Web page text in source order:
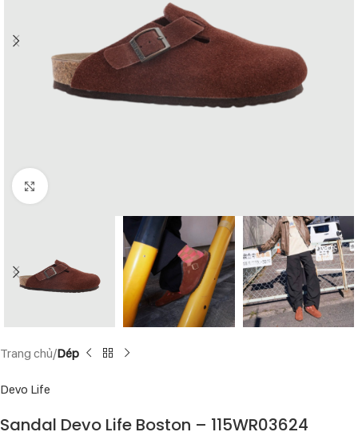
Click to enlarge
Trang chủ Dép
Devo Life
Sandal Devo Life Boston – 115WR03624